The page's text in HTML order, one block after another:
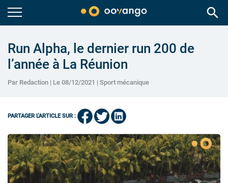
search
Run Alpha, le dernier run 200 de
l’année à La Réunion
Par Redaction | Le 08/12/2021 | Sport mécanique
PARTAGER L'ARTICLE SUR :